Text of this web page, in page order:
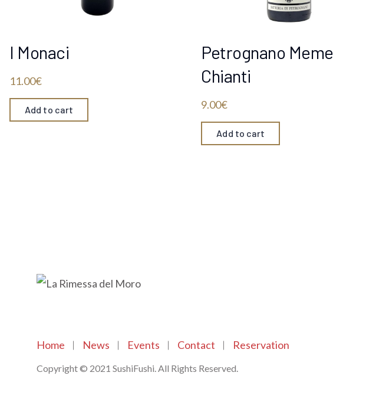
I Monaci
11.00€
Add to cart
Petrognano Meme
Chianti
9.00€
Add to cart
Home News Events Contact Reservation
Copyright © 2021 SushiFushi. All Rights Reserved.